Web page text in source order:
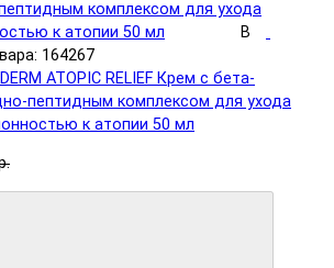
В
164267
ATOPIC RELIEF Крем с бета-
пептидным комплексом для ухода
к атопии 50 мл